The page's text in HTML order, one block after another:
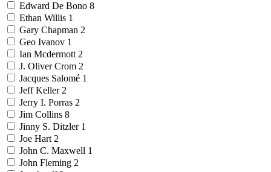
Edward De Bono 8
Ethan Willis 1
Gary Chapman 2
Geo Ivanov 1
Ian Mcdermott 2
J. Oliver Crom 2
Jacques Salomé 1
Jeff Keller 2
Jerry I. Porras 2
Jim Collins 8
Jinny S. Ditzler 1
Joe Hart 2
John C. Maxwell 1
John Fleming 2